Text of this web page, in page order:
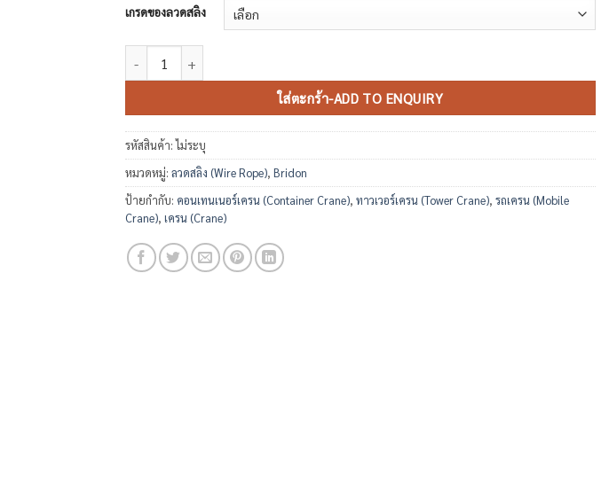
เกรดของลวดสลิง
ใส่ตะกร้า-ADD TO ENQUIRY
รหัสสินค้า:ไม่ระบุ
หมวดหมู่: ลวดสลิง (Wire Rope), Bridon
ป้ายกำกับ: คอนเทนเนอร์เครน (Container Crane), ทาวเวอร์เครน (Tower Crane), รถเครน (Mobile
Crane), เครน (Crane)